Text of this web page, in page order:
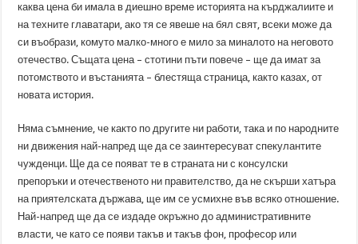
каква цена би имала в диешно време историята на кърджалиите и
на техните главатари, ако тя се явеше на бял свят, всеки може да
си въобрази, комуто малко-много е мило за миналото на неговото
отечество. Същата цена – стотини пъти повече – ще да имат за
потомството и въстанията – блестяща страница, както казах, от
новата история.
Няма съмнение, че както по другите ни работи, така и по народните
ни движения най-напред ще да се заинтересуват спекулантите
чужденци. Ще да се появат те в страната ни с консулски
препоръки и отечественото ни правителство, да не скърши хатъра
на приятелската държава, ще им се усмихне във всяко отношение.
Най-напред ще да се издаде окръжно до административните
власти, че като се появи такъв и такъв фон, професор или